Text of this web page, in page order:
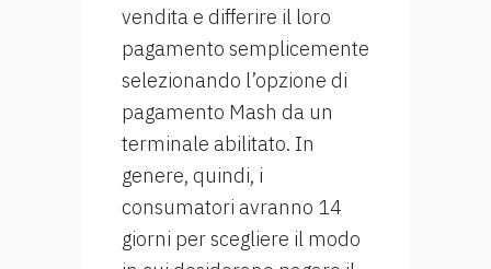
vendita e differire il loro
pagamento semplicemente
selezionando l’opzione di
pagamento Mash da un
terminale abilitato. In
genere, quindi, i
consumatori avranno 14
giorni per scegliere il modo